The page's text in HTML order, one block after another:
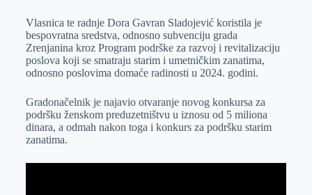
p
Vlasnica te radnje Dora Gavran Sladojević koristila je
bespovratna sredstva, odnosno subvenciju grada
Zrenjanina kroz Program podrške za razvoj i revitalizaciju
poslova koji se smatraju starim i umetničkim zanatima,
odnosno poslovima domaće radinosti u 2024. godini.
Gradonačelnik je najavio otvaranje novog konkursa za
podršku ženskom preduzetništvu u iznosu od 5 miliona
dinara, a odmah nakon toga i konkurs za podršku starim
zanatima.